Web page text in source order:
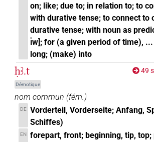
on; like; due to; in relation to; to
with durative tense; to connect to
durative tense; with noun as
ı͗w]; for (a given period of time),
long; (make) into
ḥꜣ.t
Démotique
49
nom commun (fém.)
DE Vorderteil, Vorderseite; Anfang,
Schiffes)
EN forepart, front; beginning, tip, top;